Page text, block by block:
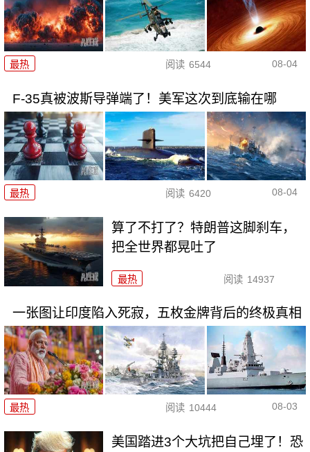
最热 阅读 6544 08-04
F-35真被波斯导弹端了！美军这次到底输在哪
最热 阅读 6420 08-04
算了不打了？特朗普这脚刹车，
把全世界都晃吐了
最热 阅读 14937
一张图让印度陷入死寂，五枚金牌背后的终极真相
最热 阅读 10444 08-03
美国踏进3个大坑把自己埋了！恐